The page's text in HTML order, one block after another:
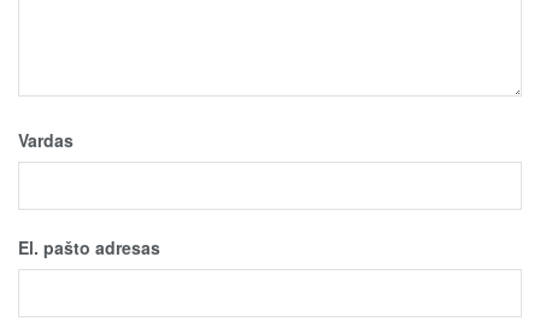
Vardas
El. pašto adresas